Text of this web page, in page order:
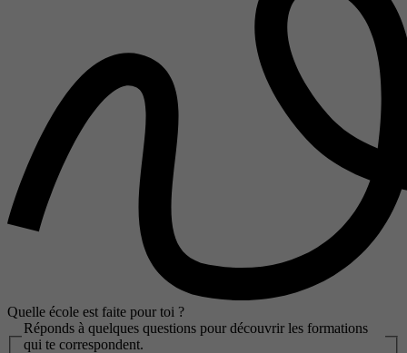
Quelle école est faite pour toi ?
Réponds à quelques questions pour découvrir les formations
qui te correspondent.